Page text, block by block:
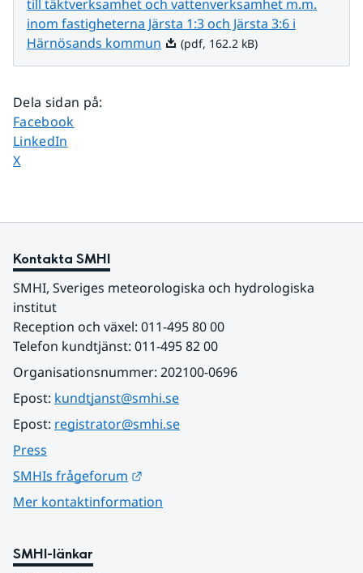
till täktverksamhet och vattenverksamhet m.m.
inom fastigheterna Järsta 1:3 och Järsta 3:6 i
Härnösands kommun Pdf, 162.2 kB.
(pdf, 162.2 kB)
Dela sidan på:
Dela sidan på
Facebook
Dela sidan på
LinkedIn
Dela sidan på
X
Kontakta SMHI
SMHI, Sveriges meteorologiska och hydrologiska
institut
Reception och växel: 011-495 80 00
Telefon kundtjänst: 011-495 82 00
Organisationsnummer: 202100-0696
Epost: kundtjanst@smhi.se
Epost: registrator@smhi.se
Press
SMHIs frågeforum
Mer kontaktinformation
SMHI-länkar